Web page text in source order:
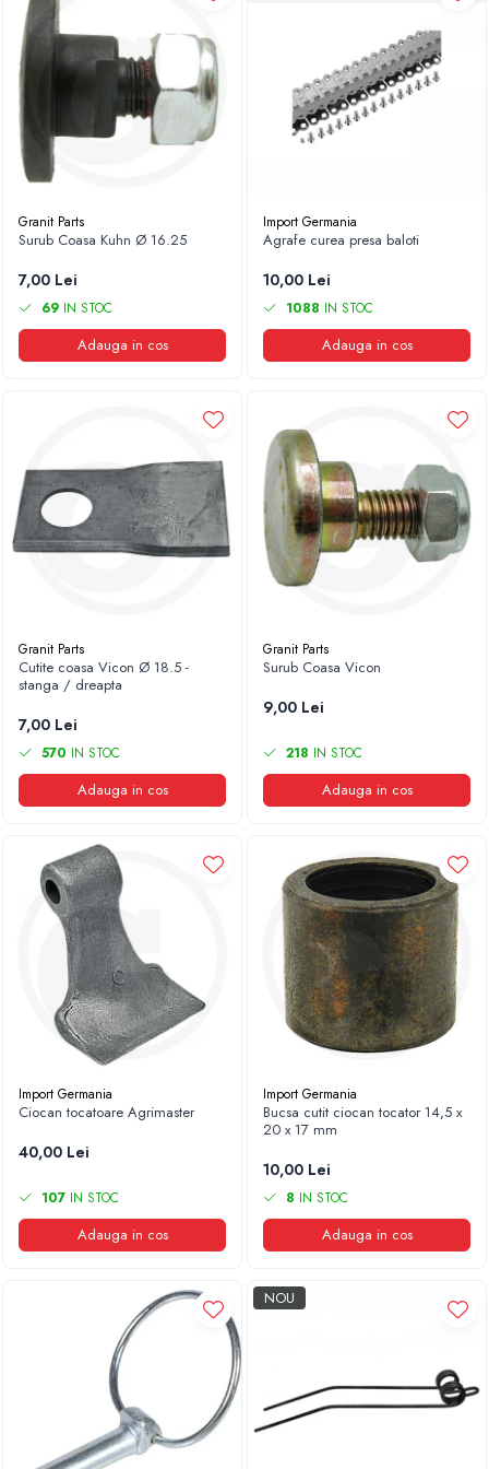
1.8.6. Transmisie punte fața 4 WD (4x4)
1.8.7. Direcție
1.8.8. Cabluri ambreiaj și transmisie
1.8.9. Pompe ambreiaj
1.8.10. Volante
1.8.11. Ambreaje lamelare și elastice
Granit Parts
Surub Coasa Kuhn Ø 16.25
7,00 Lei
69 IN STOC
Adauga in cos
Import Germania
Agrafe curea presa baloti
10,00 Lei
1088 IN STOC
Adauga in cos
Granit Parts
Cutite coasa Vicon Ø 18.5 -
stanga / dreapta
7,00 Lei
570 IN STOC
Adauga in cos
Granit Parts
Surub Coasa Vicon
9,00 Lei
218 IN STOC
Adauga in cos
Import Germania
Ciocan tocatoare Agrimaster
40,00 Lei
107 IN STOC
Adauga in cos
Import Germania
Bucsa cutit ciocan tocator 14,5 x
20 x 17 mm
10,00 Lei
8 IN STOC
Adauga in cos
NOU